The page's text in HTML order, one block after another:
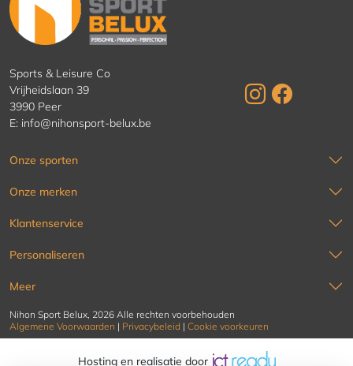
Sports & Leisure Co
Vrijheidslaan 39
3990 Peer
E: info@nihonsport-belux.be
Onze sporten
Onze merken
Klantenservice
Personaliseren
Meer
Nihon Sport Belux, 2026 Alle rechten voorbehouden
Algemene Voorwaarden | Privacybeleid | Cookie voorkeuren
Hosting en realisatie door